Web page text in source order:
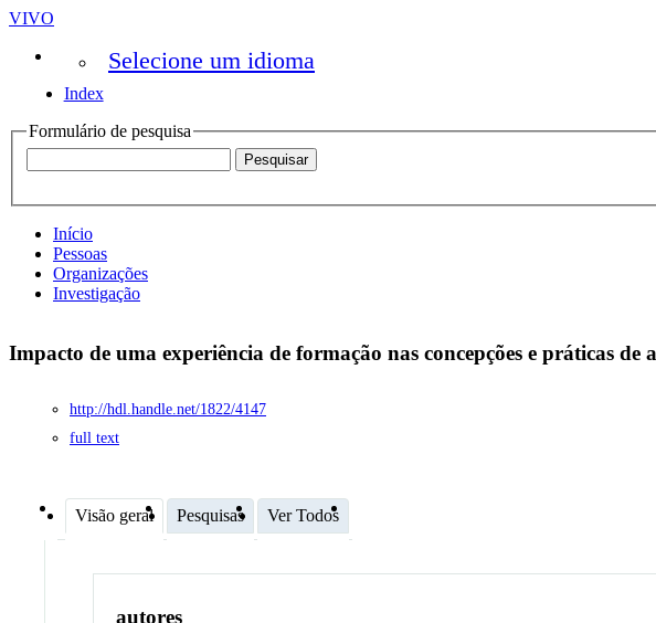
VIVO
Selecione um idioma
Index
Formulário de pesquisa
Início
Pessoas
Organizações
Investigação
Impacto de uma experiência de formação nas concepções e práticas de
http://hdl.handle.net/1822/4147
full text
Visão geral Pesquisas Ver Todos
autores